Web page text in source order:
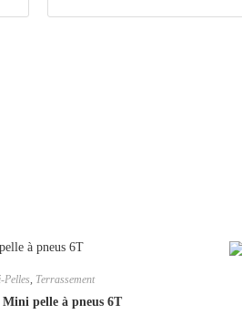
Pelles, Terrassement
Mini pelle à pneus 6T